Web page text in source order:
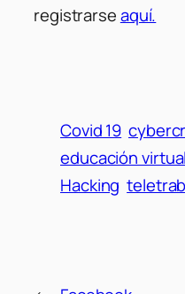
registrarseaquí.
Covid 19
educación virtual
Hacking